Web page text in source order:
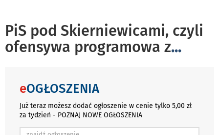
PiS pod Skierniewicami, czyli
ofensywa programowa z...
eOGŁOSZENIA
Już teraz możesz dodać ogłoszenie w cenie tylko 5,00 zł
za tydzień - POZNAJ NOWE OGŁOSZENIA